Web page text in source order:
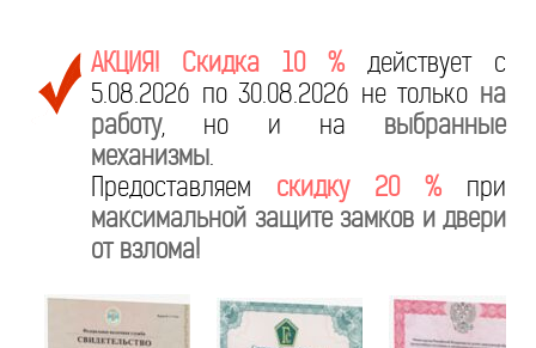
АКЦИЯ! Скидка 10 % действует с
5.08.2026 по 30.08.2026 не только на
работу, но и на выбранные
механизмы.
Предоставляем скидку 20 % при
максимальной защите замков и двери
от взлома!